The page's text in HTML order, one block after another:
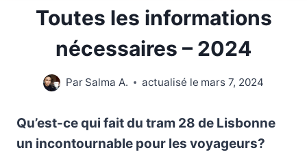
Toutes les informations
nécessaires – 2024
Par Salma A. actualisé le mars 7, 2024
Qu’est-ce qui fait du tram 28 de Lisbonne
un incontournable pour les voyageurs?